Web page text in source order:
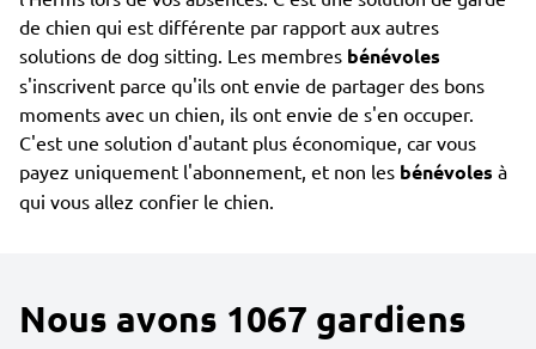
de chien qui est différente par rapport aux autres
solutions de dog sitting. Les membres bénévoles
s'inscrivent parce qu'ils ont envie de partager des bons
moments avec un chien, ils ont envie de s'en occuper.
C'est une solution d'autant plus économique, car vous
payez uniquement l'abonnement, et non les bénévoles à
qui vous allez confier le chien.
Nous avons 1067 gardiens